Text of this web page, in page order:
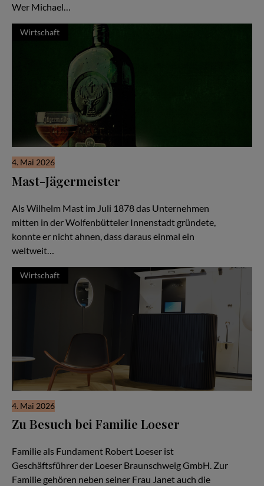
Wer Michael…
Wirtschaft
4. Mai 2026
Mast-Jägermeister
Als Wilhelm Mast im Juli 1878 das Unternehmen
mitten in der Wolfenbütteler Innenstadt gründete,
konnte er nicht ahnen, dass daraus einmal ein
weltweit…
Wirtschaft
4. Mai 2026
Zu Besuch bei Familie Loeser
Familie als Fundament Robert Loeser ist
Geschäftsführer der Loeser Braunschweig GmbH. Zur
Familie gehören neben seiner Frau Janet auch die